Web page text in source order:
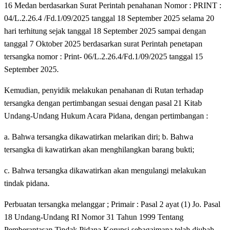
16 Medan berdasarkan Surat Perintah penahanan Nomor : PRINT :
04/L.2.26.4 /Fd.1/09/2025 tanggal 18 September 2025 selama 20
hari terhitung sejak tanggal 18 September 2025 sampai dengan
tanggal 7 Oktober 2025 berdasarkan surat Perintah penetapan
tersangka nomor : Print- 06/L.2.26.4/Fd.1/09/2025 tanggal 15
September 2025.
Kemudian, penyidik melakukan penahanan di Rutan terhadap
tersangka dengan pertimbangan sesuai dengan pasal 21 Kitab
Undang-Undang Hukum Acara Pidana, dengan pertimbangan :
a. Bahwa tersangka dikawatirkan melarikan diri; b. Bahwa
tersangka di kawatirkan akan menghilangkan barang bukti;
c. Bahwa tersangka dikawatirkan akan mengulangi melakukan
tindak pidana.
Perbuatan tersangka melanggar ; Primair : Pasal 2 ayat (1) Jo. Pasal
18 Undang-Undang RI Nomor 31 Tahun 1999 Tentang